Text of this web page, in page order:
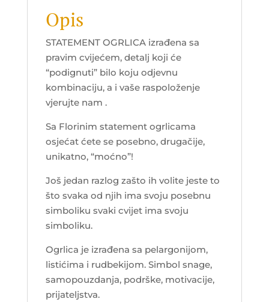
Opis
STATEMENT OGRLICA izrađena sa
pravim cvijećem, detalj koji će
“podignuti” bilo koju odjevnu
kombinaciju, a i vaše raspoloženje
vjerujte nam .
Sa Florinim statement ogrlicama
osjećat ćete se posebno, drugačije,
unikatno, “moćno”!
Još jedan razlog zašto ih volite jeste to
što svaka od njih ima svoju posebnu
simboliku svaki cvijet ima svoju
simboliku.
Ogrlica je izrađena sa pelargonijom,
listićima i rudbekijom. Simbol snage,
samopouzdanja, podrške, motivacije,
prijateljstva.